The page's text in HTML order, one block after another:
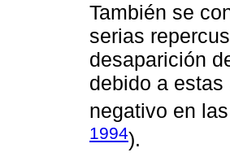
También se
serias
desaparición
debido a
negativo en
1994).